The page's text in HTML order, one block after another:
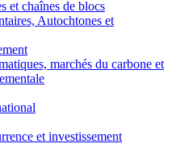
et chaînes de blocs
Autochtones et
marchés du carbone et
et investissement